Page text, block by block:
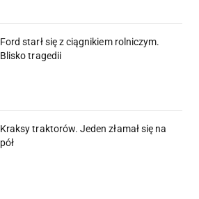
Ford starł się z ciągnikiem rolniczym.
Blisko tragedii
Kraksy traktorów. Jeden złamał się na
pół